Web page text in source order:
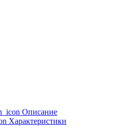
Описание
Характеристики